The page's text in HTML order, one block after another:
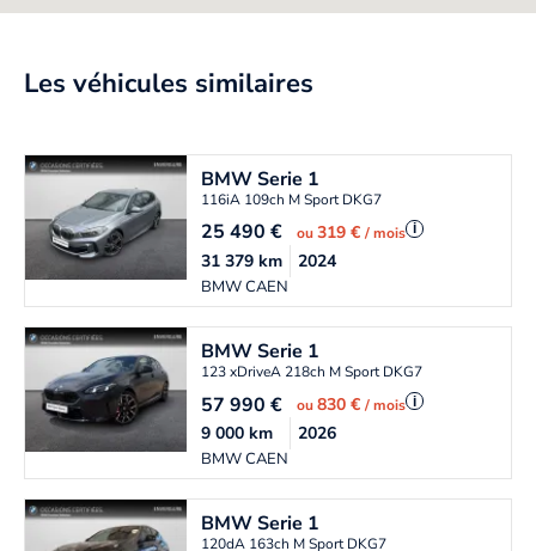
Les véhicules similaires
BMWSerie 1
116iA 109ch M Sport DKG7
25 490€ ou319 €/ mois i
BMW CAEN
31 379km 2024
BMWSerie 1
123 xDriveA 218ch M Sport DKG7
57 990€ ou830 €/ mois i
BMW CAEN
9 000km 2026
BMWSerie 1
120dA 163ch M Sport DKG7